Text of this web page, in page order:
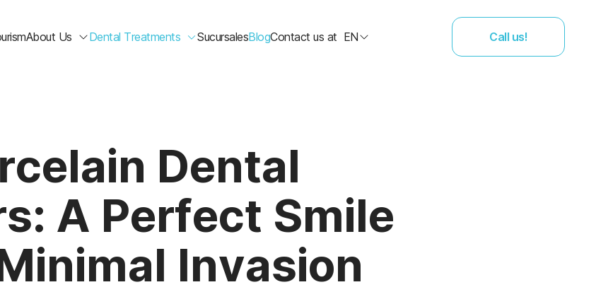
About Us Dental Treatments SucursalesBlogContact us at EN Call us!
Dental
A Perfect Smile
Invasion